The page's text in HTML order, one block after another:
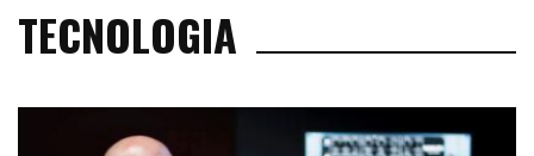
TECNOLOGIA